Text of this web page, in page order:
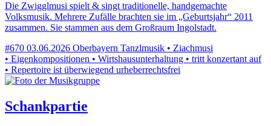
Die Zwigglmusi spielt & singt traditionelle, handgemachte
Volksmusik. Mehrere Zufälle brachten sie im „Geburtsjahr“ 2011
zusammen. Sie stammen aus dem Großraum Ingolstadt.
#670 03.06.2026 Oberbayern Tanzlmusik • Ziachmusi
• Eigenkompositionen • Wirtshausunterhaltung • tritt konzertant auf
• Repertoire ist überwiegend urheberrechtsfrei
Schankpartie